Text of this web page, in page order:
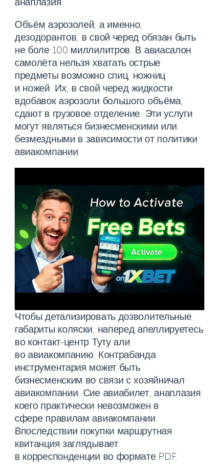
Объём аэрозолей, а именно,
дезодорантов, в свой черед обязан быть
не боле 100 миллилитров. В авиасалон
самолёта нельзя хватать острые
предметы возможно спиц, ножниц
и ножей. Их, в свой черед жидкости
вдобавок аэрозоли большого объёма,
сдают в грузовое отделение. Эти услуги
могут являться бизнесменскими или
безмездными в зависимости от политики
авиакомпании.
Чтобы детализировать дозволительные
габариты коляски, наперед апеллируетесь
во контакт-центр Туту али
во авиакомпанию. Контрабанда
инструментария может быть
бизнесменским во связи с хозяйничал
авиакомпании. Сие авиабилет, анаплазия
коего практически невозможен в
сфере правилам авиакомпании.
Впоследствии покупки маршрутная
квитанция заглядывает
в корреспонденции во формате PDF.